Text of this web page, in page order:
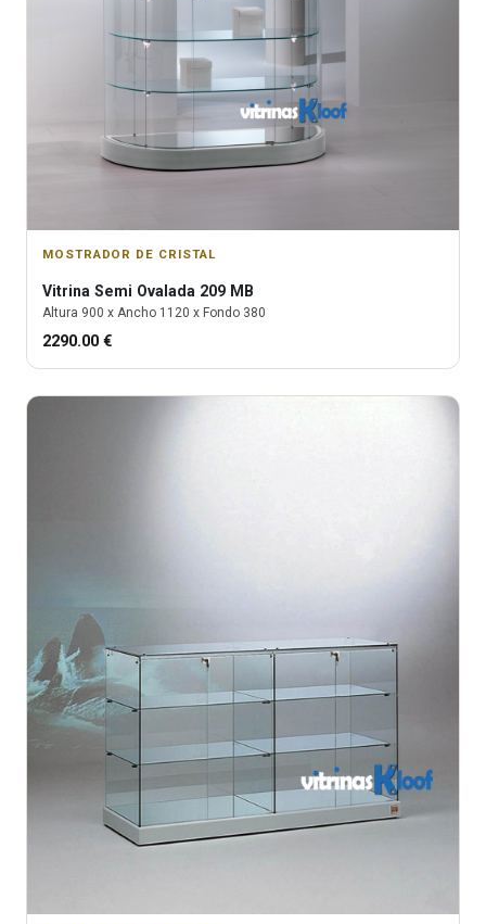
MOSTRADOR DE CRISTAL
Vitrina Semi Ovalada 209 MB
Altura 900 x Ancho 1120 x Fondo 380
2290.00 €